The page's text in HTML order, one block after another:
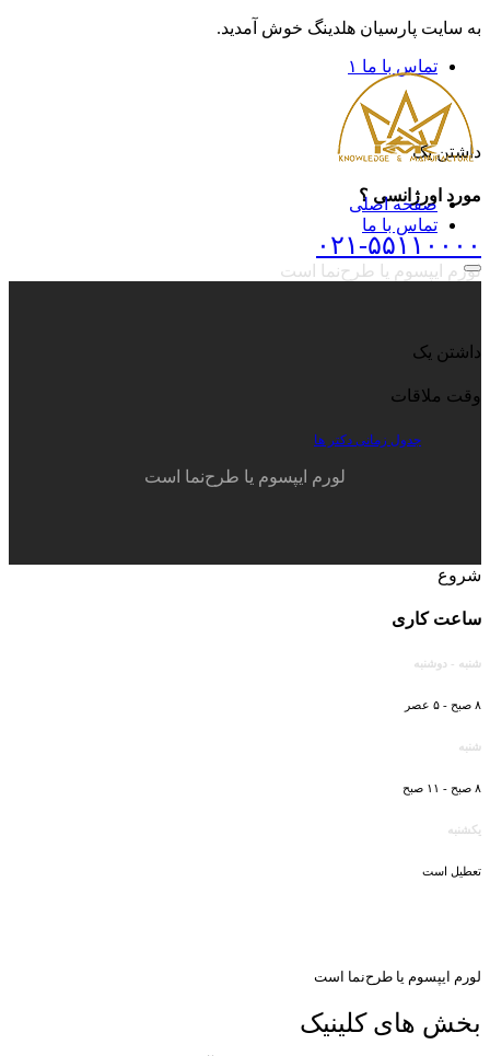
به سایت پارسیان هلدینگ خوش آمدید.
تماس با ما ۱
صفحه اصلی
تماس با ما
داشتن یک
مورد اورژانسی ؟
۰۲۱-۵۵۱۱۰۰۰۰
لورم ایپسوم یا طرح‌نما است
داشتن یک
وقت ملاقات
جدول زمانی دکتر ها
لورم ایپسوم یا طرح‌نما است
شروع
ساعت کاری
شنبه - دوشنبه
۸ صبح - ۵ عصر
شنبه
۸ صبح - ۱۱ صبح
یکشنبه
تعطیل است
لورم ایپسوم یا طرح‌نما است
بخش های کلینیک